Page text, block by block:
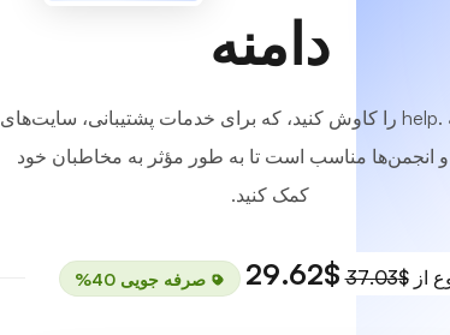
دامنه
پسوند دامنه .help را کاوش کنید، که برای خدمات پشتیبانی، سایت‌های
انجمن‌ها مناسب است تا به طور مؤثر به مخاطبان خود
کمک کنید.
از$37.03
$29.62 صرفه جویی 40%